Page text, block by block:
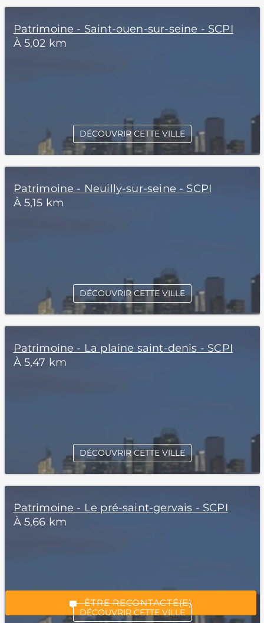
*Champs obligatoires
“Excellent”, 165 avis
ÊTRE RECONTACTÉ(E)
Patrimoine - Saint-ouen-sur-seine - SCPI
À 5,02 km
DÉCOUVRIR CETTE VILLE
Patrimoine - Neuilly-sur-seine - SCPI
À 5,15 km
DÉCOUVRIR CETTE VILLE
Patrimoine - La plaine saint-denis - SCPI
À 5,47 km
DÉCOUVRIR CETTE VILLE
Patrimoine - Le pré-saint-gervais - SCPI
À 5,66 km
DÉCOUVRIR CETTE VILLE